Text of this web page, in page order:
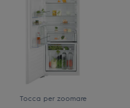
Tocca per zoomare